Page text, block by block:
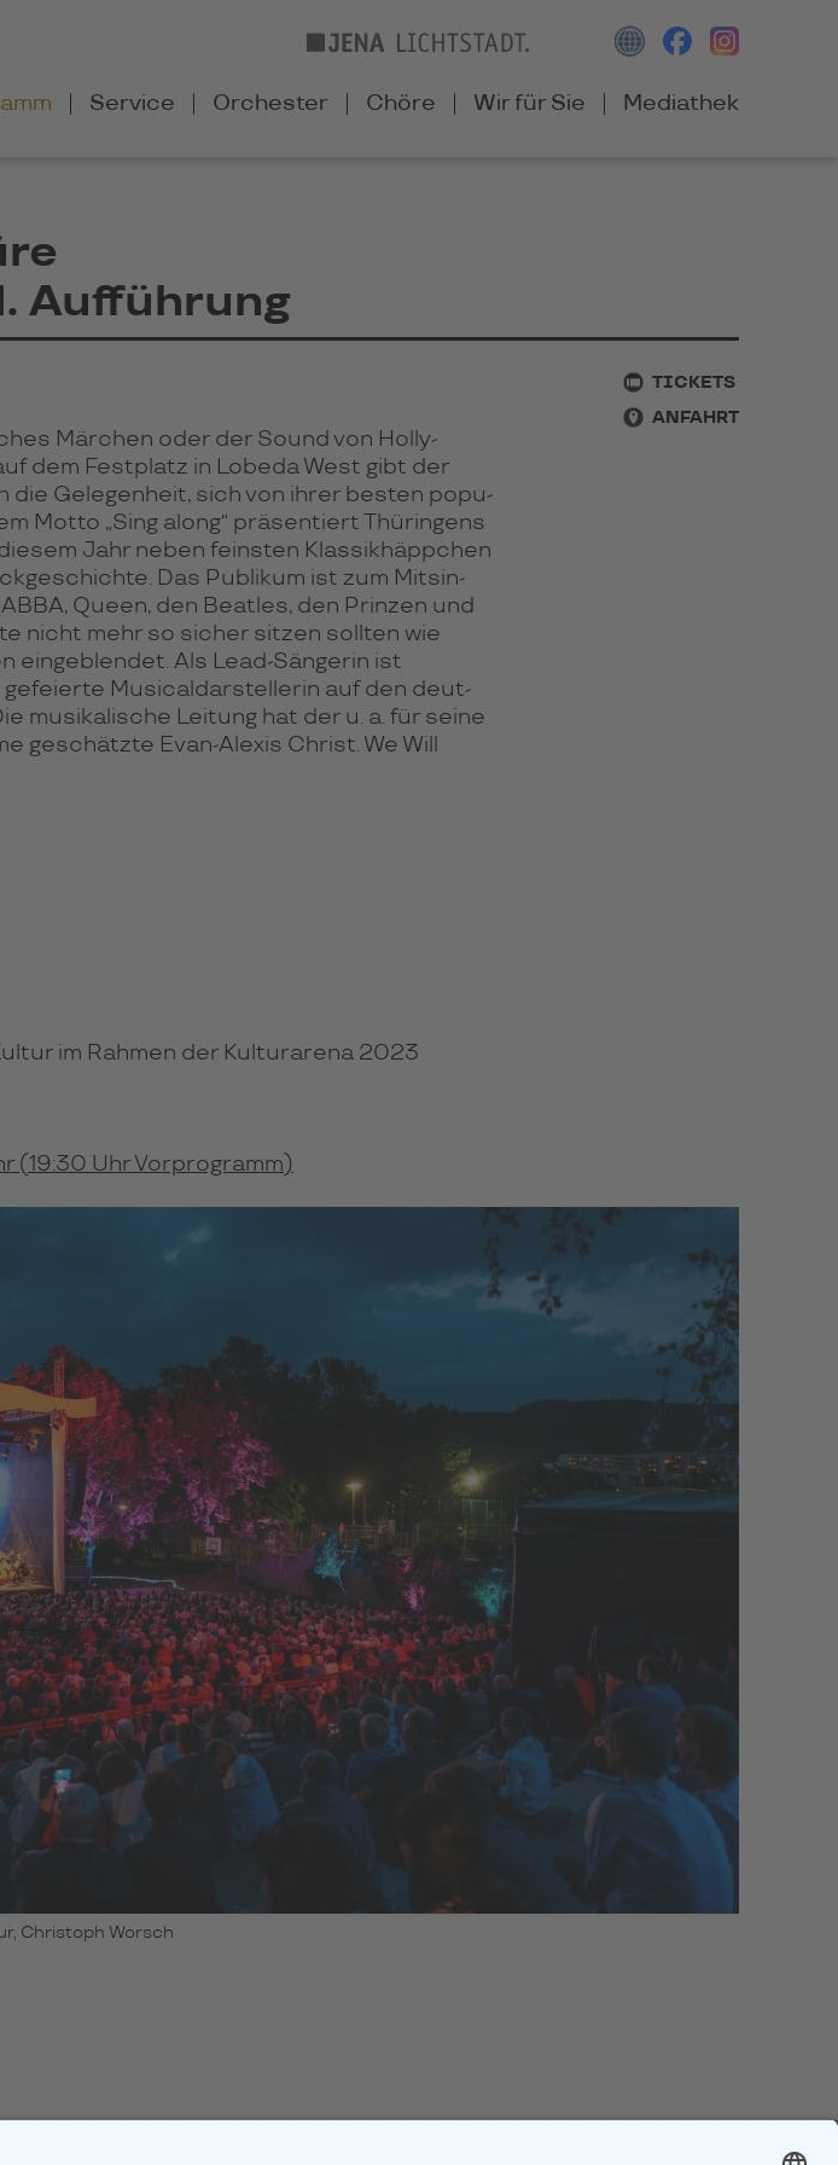
Service Orchester Chöre Wir für Sie Mediathek
Aufführung
TICKETS
ANFAHRT
Mär­chen oder der Sound von Holly­
dem Fest­platz in Lobeda West gibt der
die Ge­le­gen­heit, sich von ihrer bes­ten po­pu­
Motto „Sing along“ prä­sen­tiert Thü­rin­gens
Jahr neben fein­sten Klassik­häppchen
Das Pub­li­kum ist zum Mit­sin­
Queen, den Beatles, den Prinzen und
nicht mehr so sicher sit­zen soll­ten wie
ein­ge­blen­det. Als Lead-Sängerin ist
gefeierte Musi­cal­dar­stel­lerin auf den deut­
musi­ka­li­sche Lei­tung hat der u. a. für seine
geschätzte Evan-Alexis Christ. We Will
im Rahmen der Kulturarena 2023
(19:30 Uhr Vorprogramm)
Christoph Worsch